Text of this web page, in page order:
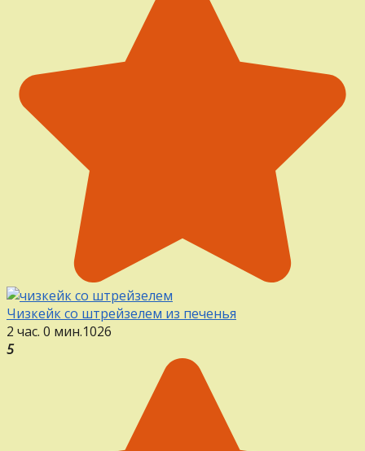
Чизкейк со штрейзелем из печенья
2 час. 0 мин.1026
5